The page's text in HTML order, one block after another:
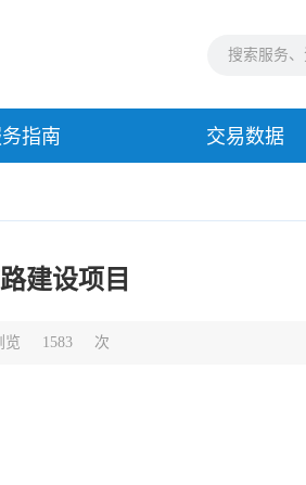
指南 交易数据
建设项目
览 1583 次